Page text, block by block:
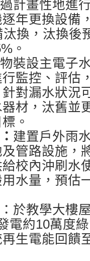
計畫性地進
年更換設備
換，汰換後
。
裝設主電子
監控、評估
對漏水狀況
材，汰舊並
。
建置戶外雨
管路設施，
校內沖刷水
水量，預估
：於教學大樓
電約10萬度
生電能回饋